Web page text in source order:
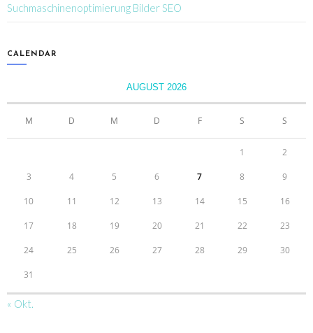
Suchmaschinenoptimierung Bilder SEO
CALENDAR
AUGUST 2026
M D M D F S S
1 2
3 4 5 6 7 8 9
10 11 12 13 14 15 16
17 18 19 20 21 22 23
24 25 26 27 28 29 30
31
« Okt.